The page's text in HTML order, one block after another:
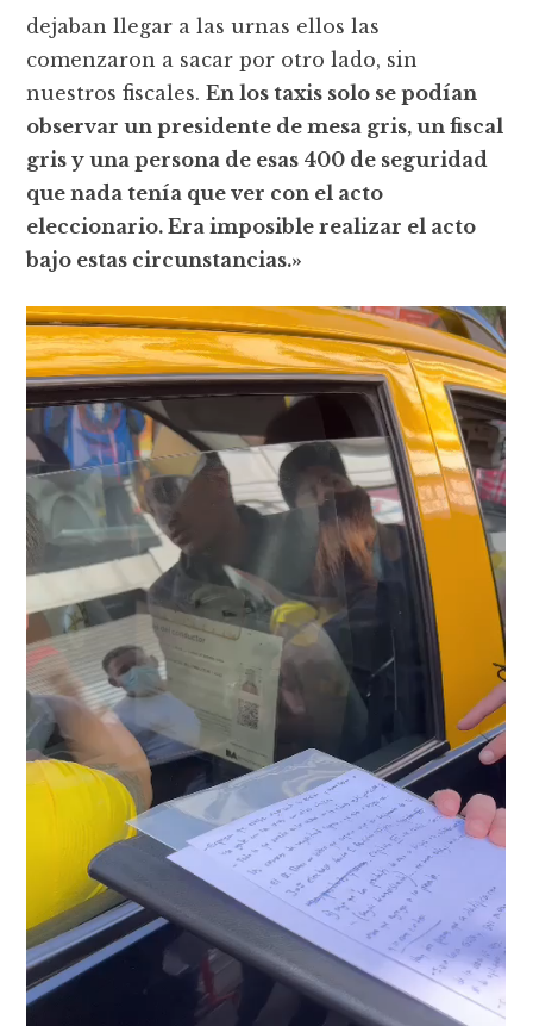
dejaban llegar a las urnas ellos las
comenzaron a sacar por otro lado, sin
nuestros fiscales.En los taxis solo se podían
observar un presidente de mesa gris, un fiscal
gris y una persona de esas 400 de seguridad
que nada tenía que ver con el acto
eleccionario. Era imposible realizar el acto
bajo estas circunstancias.»